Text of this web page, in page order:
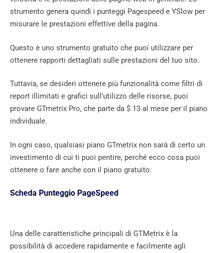
strumento genera quindi i punteggi Pagespeed e YSlow per
misurare le prestazioni effettive della pagina.
Questo è uno strumento gratuito che puoi utilizzare per
ottenere rapporti dettagliati sulle prestazioni del tuo sito.
Tuttavia, se desideri ottenere più funzionalità come filtri di
report illimitati e grafici sull’utilizzo delle risorse, puoi
provare GTmetrix Pro, che parte da $ 13 al mese per il piano
individuale.
In ogni caso, qualsiasi piano GTmetrix non sarà di certo un
investimento di cui ti puoi pentire, perché ecco cosa puoi
ottenere o fare anche con il piano gratuito:
Scheda Punteggio PageSpeed
Una delle caratteristiche principali di GTMetrix è la
possibilità di accedere rapidamente e facilmente agli